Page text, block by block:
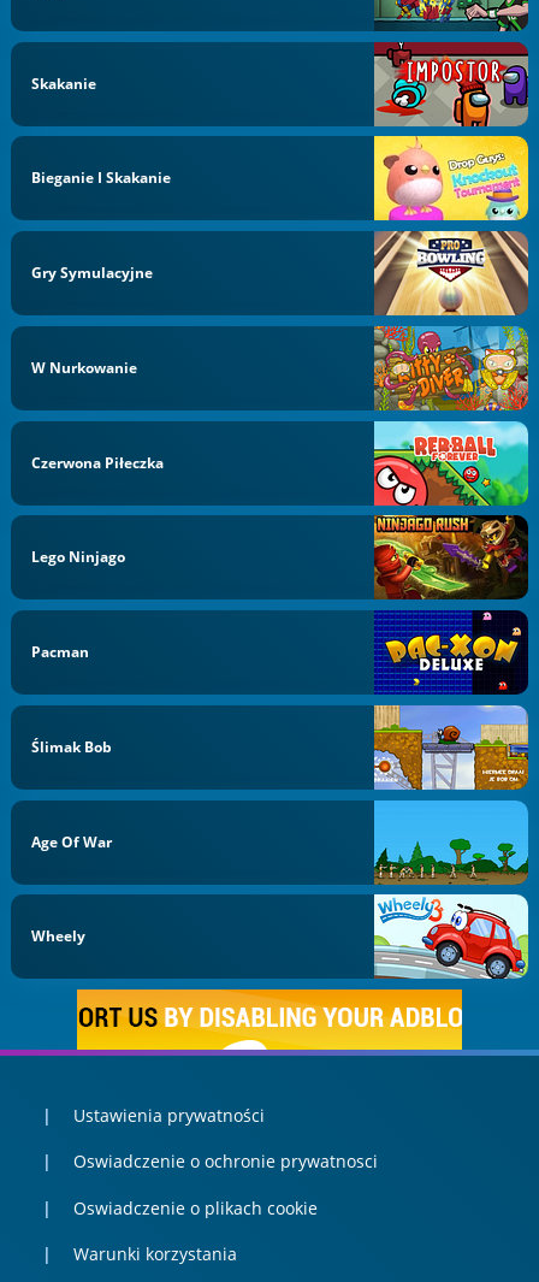
Skakanie
Bieganie I Skakanie
Gry Symulacyjne
W Nurkowanie
Czerwona Piłeczka
Lego Ninjago
Pacman
Ślimak Bob
Age Of War
Wheely
Ustawienia prywatności
Oswiadczenie o ochronie prywatnosci
Oswiadczenie o plikach cookie
Warunki korzystania